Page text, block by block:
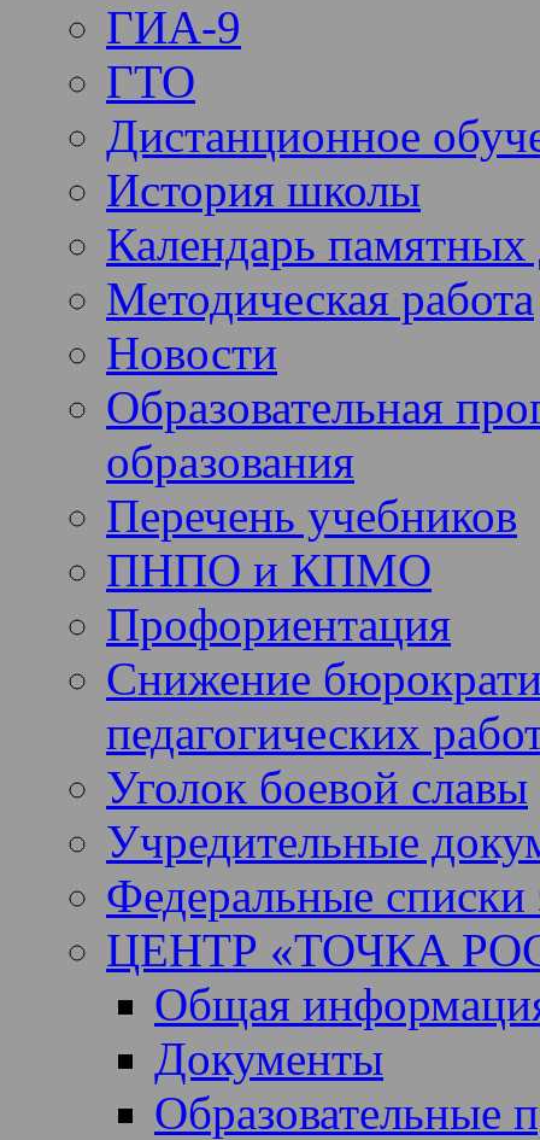
ГИА-9
ГТО
Дистанционное
История школы
Календарь памятных
Методическая работа
Новости
Образовательная
образования
Перечень учебников
ПНПО и КПМО
Профориентация
Снижение
педагогических
Уголок боевой славы
Учредительные
Федеральные списки
ЦЕНТР «ТОЧКА
Общая
Документы
Образовательные